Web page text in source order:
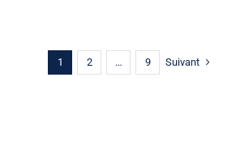
1 2 … 9 Suivant